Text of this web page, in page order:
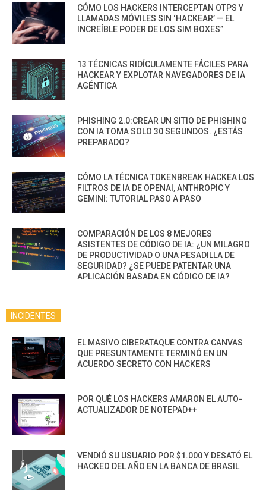
CÓMO LOS HACKERS INTERCEPTAN OTPS Y
LLAMADAS MÓVILES SIN ‘HACKEAR’ — EL
INCREÍBLE PODER DE LOS SIM BOXES”
13 TÉCNICAS RIDÍCULAMENTE FÁCILES PARA
HACKEAR Y EXPLOTAR NAVEGADORES DE IA
AGÉNTICA
PHISHING 2.0:CREAR UN SITIO DE PHISHING
CON IA TOMA SOLO 30 SEGUNDOS. ¿ESTÁS
PREPARADO?
CÓMO LA TÉCNICA TOKENBREAK HACKEA LOS
FILTROS DE IA DE OPENAI, ANTHROPIC Y
GEMINI: TUTORIAL PASO A PASO
COMPARACIÓN DE LOS 8 MEJORES
ASISTENTES DE CÓDIGO DE IA: ¿UN MILAGRO
DE PRODUCTIVIDAD O UNA PESADILLA DE
SEGURIDAD? ¿SE PUEDE PATENTAR UNA
APLICACIÓN BASADA EN CÓDIGO DE IA?
INCIDENTES
EL MASIVO CIBERATAQUE CONTRA CANVAS
QUE PRESUNTAMENTE TERMINÓ EN UN
ACUERDO SECRETO CON HACKERS
POR QUÉ LOS HACKERS AMARON EL AUTO-
ACTUALIZADOR DE NOTEPAD++
VENDIÓ SU USUARIO POR $1.000 Y DESATÓ EL
HACKEO DEL AÑO EN LA BANCA DE BRASIL